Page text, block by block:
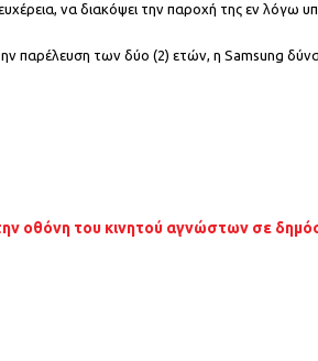
να διακόψει την παροχή της εν λόγω
παρέλευση των δύο (2) ετών, η Samsung
οθόνη του κινητού αγνώστων σε